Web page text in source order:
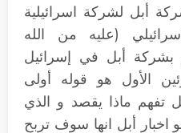
أبل لشركة اسرائيلية
(عليه من الله
أبل في إسرائيل
الأول هو قوله أولى
تفهم ماذا يقصد و الذي
اخبار أبل انها سوف تربح